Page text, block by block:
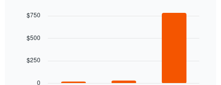
una
gráfico
que
with
bars.
siguiente
muestra
0
$250
$500
$750